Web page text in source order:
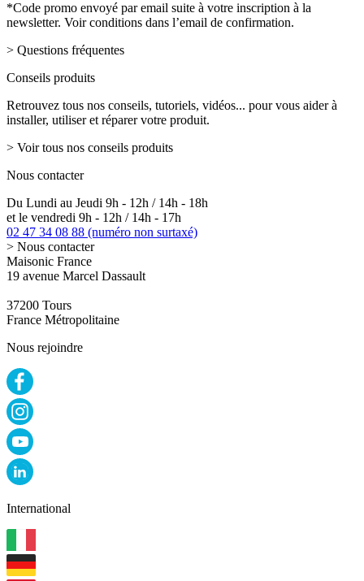
*Code promo envoyé par email suite à votre inscription à la
newsletter. Voir conditions dans l’email de confirmation.
> Questions fréquentes
Conseils produits
Retrouvez tous nos conseils, tutoriels, vidéos... pour vous aider à
installer, utiliser et réparer votre produit.
> Voir tous nos conseils produits
Nous contacter
Du Lundi au Jeudi 9h - 12h / 14h - 18h
et le vendredi 9h - 12h / 14h - 17h
02 47 34 08 88 (numéro non surtaxé)
> Nous contacter
Maisonic France
19 avenue Marcel Dassault
37200 Tours
France Métropolitaine
Nous rejoindre
International